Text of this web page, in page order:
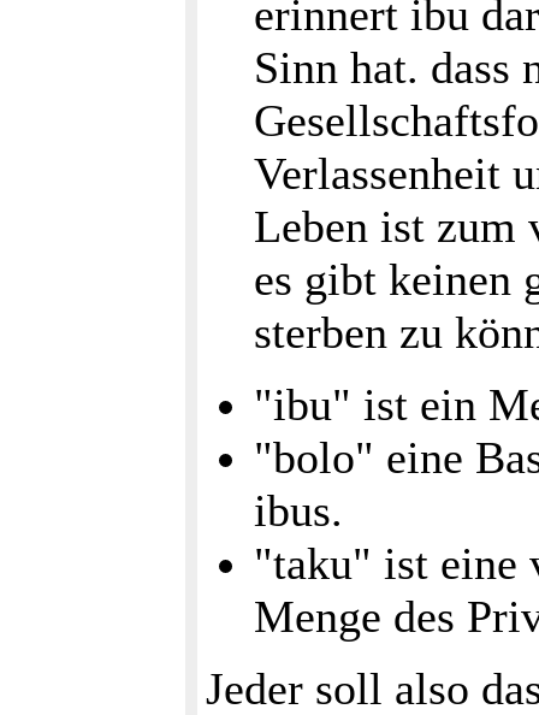
erinnert ibu
Sinn hat. dass
Verlassenheit
Leben ist zum
es gibt keinen
sterben zu
"ibu" ist ein
"bolo" eine
ibus.
"taku" ist eine
Menge des
Jeder soll also